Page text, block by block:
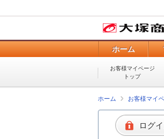
ホーム
お客様マイページ
トップ
ホーム お客様マイ
ログ